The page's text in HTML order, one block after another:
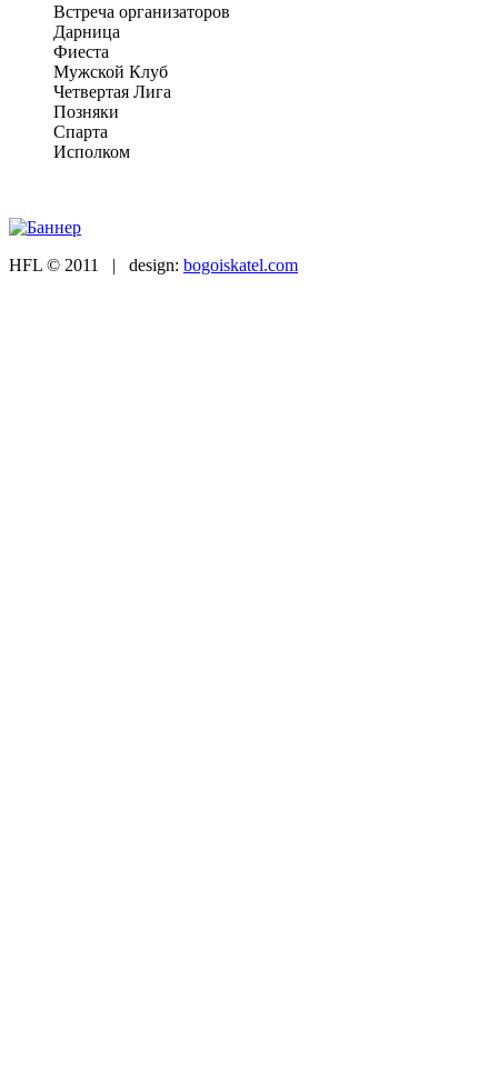
Встреча организаторов
Дарница
Фиеста
Мужской Клуб
Четвертая Лига
Позняки
Спарта
Исполком
HFL © 2011 | design: bogoiskatel.com